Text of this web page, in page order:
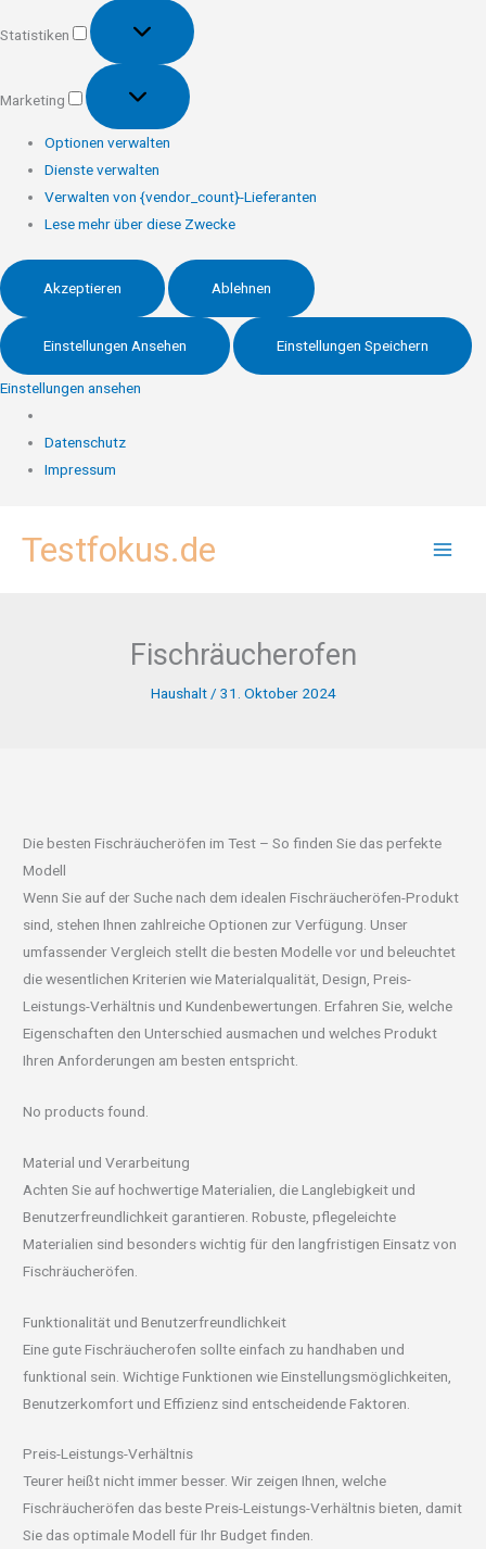
Statistiken
Statistiken
Marketing
Marketing
Optionen verwalten
Dienste verwalten
Verwalten von {vendor_count}-Lieferanten
Lese mehr über diese Zwecke
Akzeptieren Ablehnen
Einstellungen Ansehen Einstellungen Speichern
Einstellungen ansehen
Datenschutz
Impressum
InhaltTestfokus.de
Fischräucherofen
Haushalt/ 31. Oktober 2024
Die besten Fischräucheröfen im Test – So finden Sie das perfekte
Modell
Wenn Sie auf der Suche nach dem idealen Fischräucheröfen-Produkt
sind, stehen Ihnen zahlreiche Optionen zur Verfügung. Unser
umfassender Vergleich stellt die besten Modelle vor und beleuchtet
die wesentlichen Kriterien wie Materialqualität, Design, Preis-
Leistungs-Verhältnis und Kundenbewertungen. Erfahren Sie, welche
Eigenschaften den Unterschied ausmachen und welches Produkt
Ihren Anforderungen am besten entspricht.
No products found.
Material und Verarbeitung
Achten Sie auf hochwertige Materialien, die Langlebigkeit und
Benutzerfreundlichkeit garantieren. Robuste, pflegeleichte
Materialien sind besonders wichtig für den langfristigen Einsatz von
Fischräucheröfen.
Funktionalität und Benutzerfreundlichkeit
Eine gute Fischräucherofen sollte einfach zu handhaben und
funktional sein. Wichtige Funktionen wie Einstellungsmöglichkeiten,
Benutzerkomfort und Effizienz sind entscheidende Faktoren.
Preis-Leistungs-Verhältnis
Teurer heißt nicht immer besser. Wir zeigen Ihnen, welche
Fischräucheröfen das beste Preis-Leistungs-Verhältnis bieten, damit
Sie das optimale Modell für Ihr Budget finden.